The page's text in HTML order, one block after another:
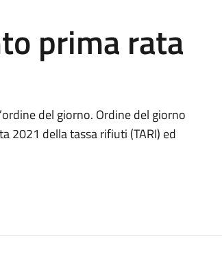
prima rata
del giorno. Ordine del giorno
2021 della tassa rifiuti (TARI) ed